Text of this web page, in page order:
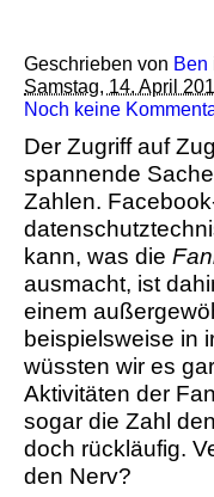
Geschrieben von Ben
Samstag, 14. April
Noch keine
Der Zugriff auf
spannende
Zahlen.
kann, was die
ausmacht, ist
einem
beispielsweise in
wüssten wir es
Aktivitäten der
sogar die Zahl
doch rückläufig.
den Nerv?